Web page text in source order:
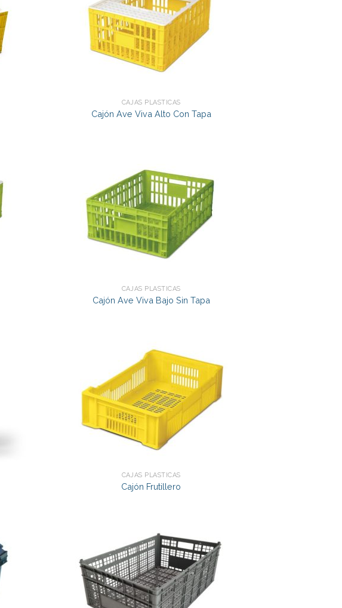
CAJAS PLÁSTICAS
Cajón Ave Viva Alto Con Tapa
CAJAS PLÁSTICAS
Cajón Ave Viva Bajo Sin Tapa
CAJAS PLÁSTICAS
Cajón Frutillero